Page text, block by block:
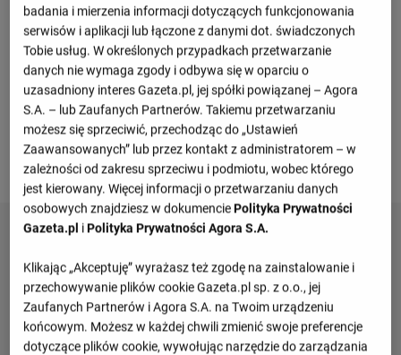
Zobacz więcej
Przepraszamy, brak danych.
badania i mierzenia informacji dotyczących funkcjonowania
serwisów i aplikacji lub łączone z danymi dot. świadczonych
Tobie usług. W określonych przypadkach przetwarzanie
danych nie wymaga zgody i odbywa się w oparciu o
uzasadniony interes Gazeta.pl, jej spółki powiązanej – Agora
S.A. – lub Zaufanych Partnerów. Takiemu przetwarzaniu
możesz się sprzeciwić, przechodząc do „Ustawień
Zaawansowanych” lub przez kontakt z administratorem – w
zależności od zakresu sprzeciwu i podmiotu, wobec którego
jest kierowany. Więcej informacji o przetwarzaniu danych
osobowych znajdziesz w dokumenciePolityka Prywatności
Gazeta.pl iPolityka Prywatności Agora S.A.
Klikając „Akceptuję” wyrażasz też zgodę na zainstalowanie i
przechowywanie plików cookie Gazeta.pl sp. z o.o., jej
Zaufanych Partnerów i Agora S.A. na Twoim urządzeniu
końcowym. Możesz w każdej chwili zmienić swoje preferencje
dotyczące plików cookie, wywołując narzędzie do zarządzania